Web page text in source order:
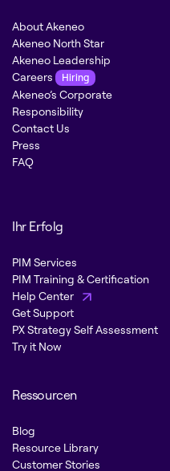
About Akeneo
Akeneo North Star
Akeneo Leadership
Careers
Hiring
Akeneo’s Corporate
Responsibility
Contact Us
Press
FAQ
Ihr Erfolg
PIM Services
PIM Training & Certification
Help Center
Get Support
PX Strategy Self Assessment
Try it Now
Ressourcen
Blog
Resource Library
Customer Stories